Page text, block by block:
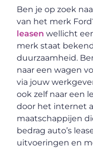
Ben je op zoek
van het merk
leasen wellicht
merk staat
duurzaamheid.
naar een wagen
via jouw
ook zelf naar een
door het internet
maatschappijen
bedrag auto’s
uitvoeringen en